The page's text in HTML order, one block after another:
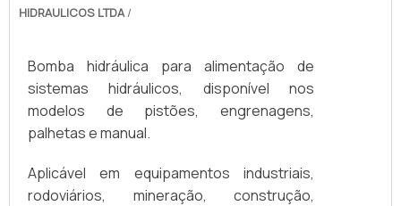
HIDRAULICOS LTDA /
Bomba hidráulica para alimentação de
sistemas hidráulicos, disponível nos
modelos de pistões, engrenagens,
palhetas e manual.
Aplicável em equipamentos industriais,
rodoviários, mineração, construção,